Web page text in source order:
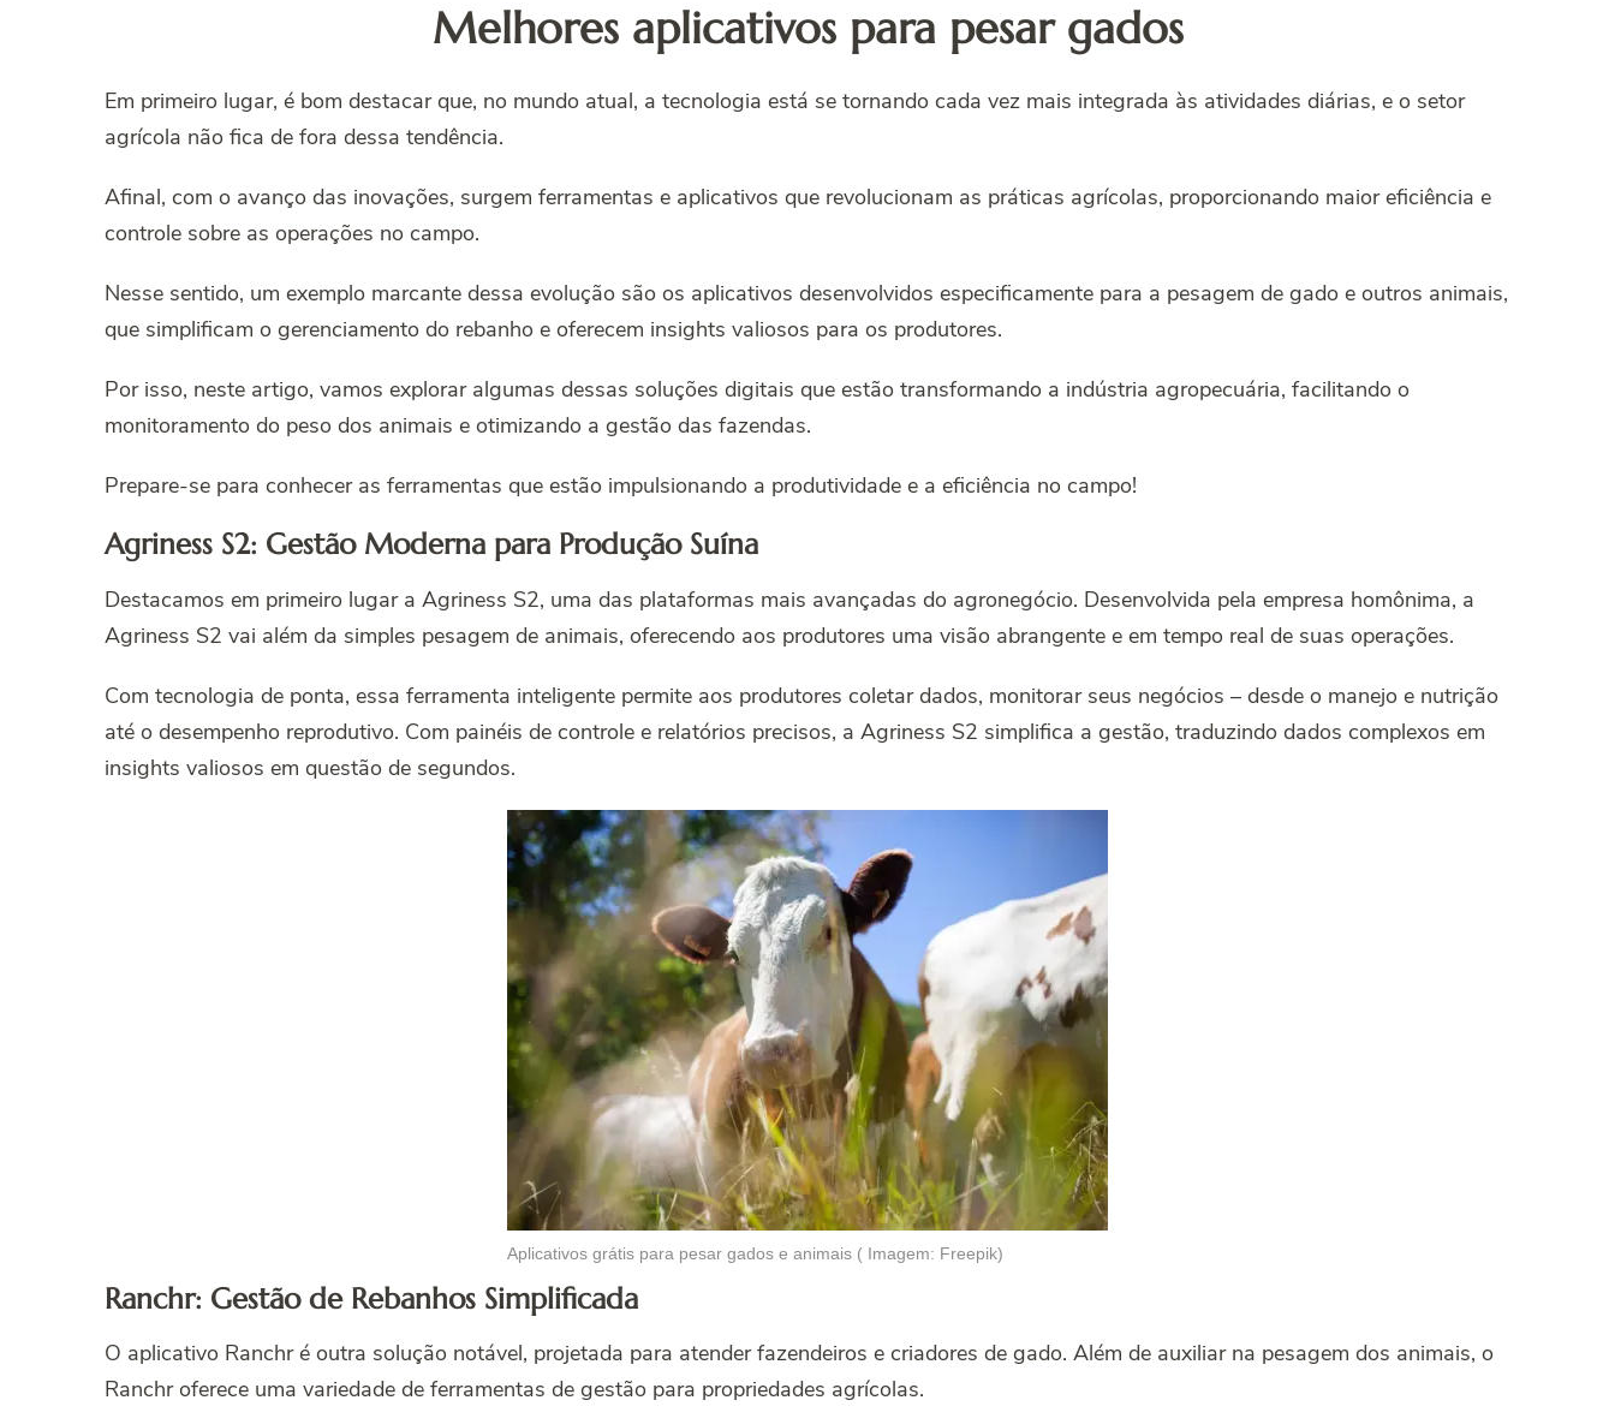
Melhores aplicativos para pesar gados
Em primeiro lugar, é bom destacar que, no mundo atual, a tecnologia está se tornando cada vez mais integrada às atividades diárias, e o setor
agrícola não fica de fora dessa tendência.
Afinal, com o avanço das inovações, surgem ferramentas e aplicativos que revolucionam as práticas agrícolas, proporcionando maior eficiência e
controle sobre as operações no campo.
Nesse sentido, um exemplo marcante dessa evolução são os aplicativos desenvolvidos especificamente para a pesagem de gado e outros animais,
que simplificam o gerenciamento do rebanho e oferecem insights valiosos para os produtores.
Por isso, neste artigo, vamos explorar algumas dessas soluções digitais que estão transformando a indústria agropecuária, facilitando o
monitoramento do peso dos animais e otimizando a gestão das fazendas.
Prepare-se para conhecer as ferramentas que estão impulsionando a produtividade e a eficiência no campo!
Agriness S2: Gestão Moderna para Produção Suína
Destacamos em primeiro lugar a Agriness S2, uma das plataformas mais avançadas do agronegócio. Desenvolvida pela empresa homônima, a
Agriness S2 vai além da simples pesagem de animais, oferecendo aos produtores uma visão abrangente e em tempo real de suas operações.
Com tecnologia de ponta, essa ferramenta inteligente permite aos produtores coletar dados, monitorar seus negócios – desde o manejo e nutrição
até o desempenho reprodutivo. Com painéis de controle e relatórios precisos, a Agriness S2 simplifica a gestão, traduzindo dados complexos em
insights valiosos em questão de segundos.
Aplicativos grátis para pesar gados e animais ( Imagem: Freepik)
Ranchr: Gestão de Rebanhos Simplificada
O aplicativo Ranchr é outra solução notável, projetada para atender fazendeiros e criadores de gado. Além de auxiliar na pesagem dos animais, o
Ranchr oferece uma variedade de ferramentas de gestão para propriedades agrícolas.